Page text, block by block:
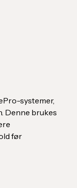
systemer,
Denne brukes
før